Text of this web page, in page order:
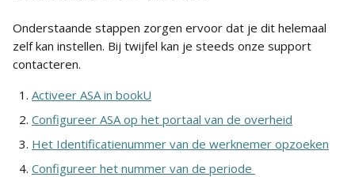
Onderstaande stappen zorgen ervoor dat je dit helemaal
zelf kan instellen. Bij twijfel kan je steeds onze support
contacteren.
Activeer ASA in bookU
Configureer ASA op het portaal van de overheid
Het Identificatienummer van de werknemer opzoeken
Configureer het nummer van de periode